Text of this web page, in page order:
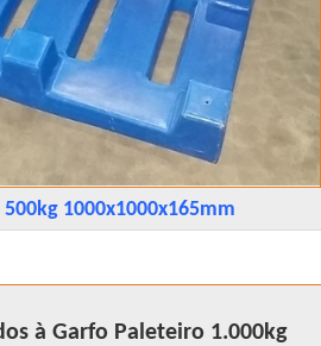
1000x1000x165mm
à Garfo Paleteiro 1.000kg